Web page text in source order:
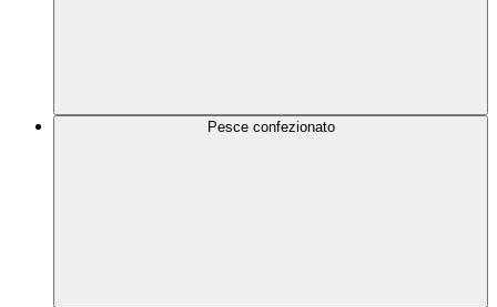
Pesce confezionato